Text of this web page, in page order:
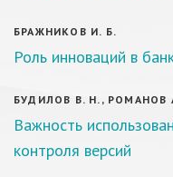
БРАЖНИКОВ И. Б.
Роль инноваций в
БУДИЛОВ В. Н., РОМАНОВ
Важность
контроля версий